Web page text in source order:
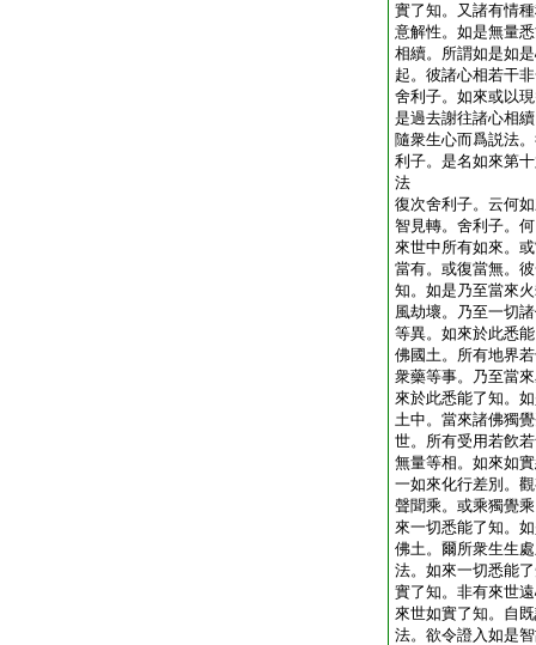
實了知。又諸有情
意解性。如是無量
相續。所謂如是如
起。彼諸心相若干
舍利子。如來或以
是過去謝往諸心相
隨衆生心而爲説法
利子。是名如來第
法
復次舍利子。云何
智見轉。舍利子。
來世中所有如來。
當有。或復當無。
知。如是乃至當來
風劫壞。乃至一切
等異。如來於此悉
佛國土。所有地界
衆藥等事。乃至當
來於此悉能了知。
土中。當來諸佛獨
世。所有受用若飮
無量等相。如來如
一如來化行差別。
聲聞乘。或乘獨覺
來一切悉能了知。
佛土。爾所衆生生
法。如來一切悉能
實了知。非有來世
來世如實了知。自
法。欲令證入如是